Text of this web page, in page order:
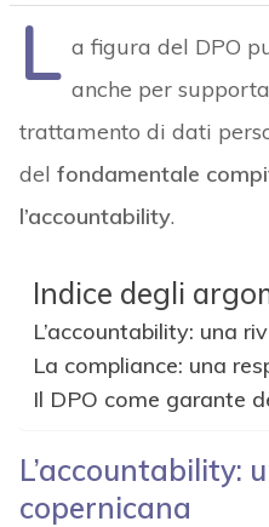
L a figura del DPO
anche per
trattamento di dati
del fondamentale
l’accountability.
Indice degli
L’accountability: una
La compliance: una
Il DPO come garante
L’accountability:
copernicana